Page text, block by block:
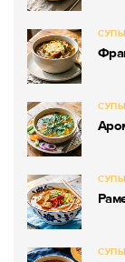
СУПЫ
СУПЫ
СУПЫ
СУПЫ